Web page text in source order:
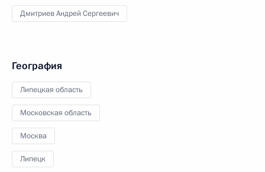
Дмитриев Андрей Сергеевич
География
Липецкая область
Московская область
Москва
Липецк